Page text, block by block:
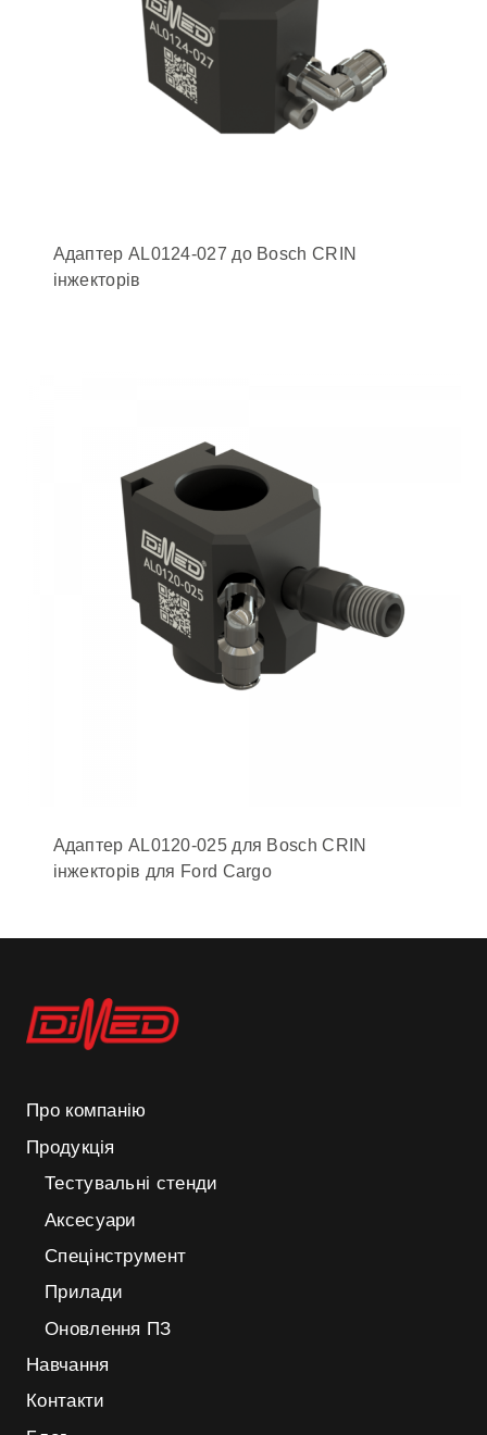
Адаптер AL0124-027 до Bosch CRIN
інжекторів
Адаптер AL0120-025 для Bosch CRIN
інжекторів для Ford Cargo
Про компанію
Продукція
Тестувальні стенди
Аксесуари
Спецінструмент
Прилади
Оновлення ПЗ
Навчання
Контакти